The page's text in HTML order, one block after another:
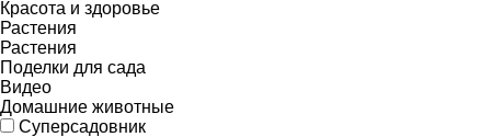
Красота и здоровье
Растения
Растения
Поделки для сада
Видео
Домашние животные
Суперсадовник